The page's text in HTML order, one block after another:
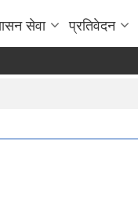
सेवा प्रतिवेदन